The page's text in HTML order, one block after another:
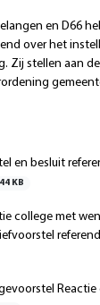
en D66
over het
Zij stellen aan
en besluit
KB
college met